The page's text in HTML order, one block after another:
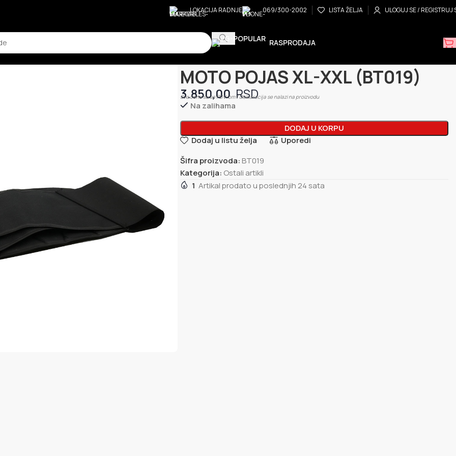
LOKACIJA RADNJE 069/300-2002 LISTA ŽELJA ULOGUJ SE / REGISTRUJ
RASPRODAJA
MOTO POJAS XL-XXL (BT019)
3.850,00
Sve cene su sa PDV-om / Deklaracija se nalazi na proizvodu
Na zalihama
DODAJ U KORPU
Dodaj u listu želja
Uporedi
Šifra proizvoda: BT019
Kategorija: Ostali artikli
1 Artikal prodato u poslednjih 24 sata